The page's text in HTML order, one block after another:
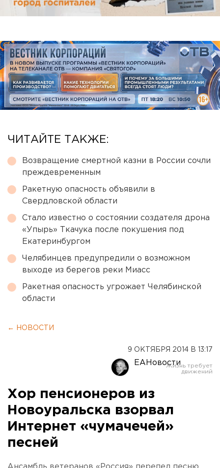
ЧИТАЙТЕ ТАКЖЕ:
Возвращение смертной казни в России сочли
преждевременным
Ракетную опасность объявили в
Свердловской области
Стало известно о состоянии создателя дрона
«Упырь» Ткачука после покушения под
Екатеринбургом
Челябинцев предупредили о возможном
выходе из берегов реки Миасс
Ракетная опасность угрожает Челябинской
области
← НОВОСТИ
9 ОКТЯБРЯ 2014 В 13:17
ЕАНовости
Хор пенсионеров из
Новоуральска взорвал
Интернет «чумачечей»
песней